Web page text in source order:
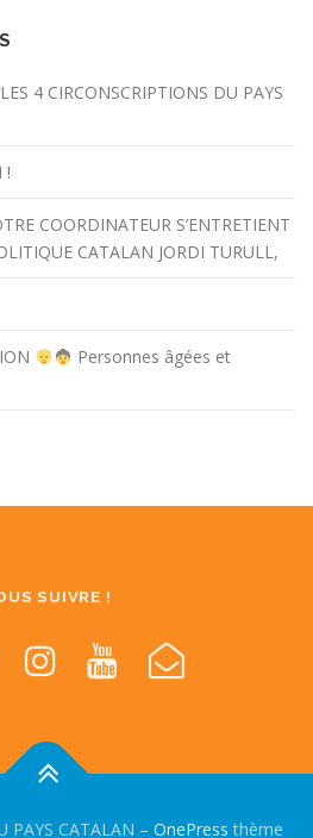
4 CIRCONSCRIPTIONS DU PAYS
!
COORDINATEUR S’ENTRETIENT
CATALAN JORDI TURULL,
Personnes âgées et
SUIVRE !
CATALAN – OnePress thème